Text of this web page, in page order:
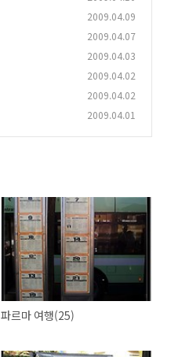
2009.04.09
2009.04.07
2009.04.03
2009.04.02
2009.04.02
2009.04.01
파르마 여행(25)